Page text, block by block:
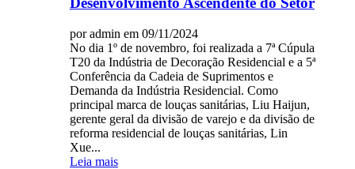
por admin em 09/11/2024
No dia 1º de novembro, foi realizada a 7ª Cúpula
T20 da Indústria de Decoração Residencial e a 5ª
Conferência da Cadeia de Suprimentos e
Demanda da Indústria Residencial. Como
principal marca de louças sanitárias, Liu Haijun,
gerente geral da divisão de varejo e da divisão de
reforma residencial de louças sanitárias, Lin
Xue...
Leia mais